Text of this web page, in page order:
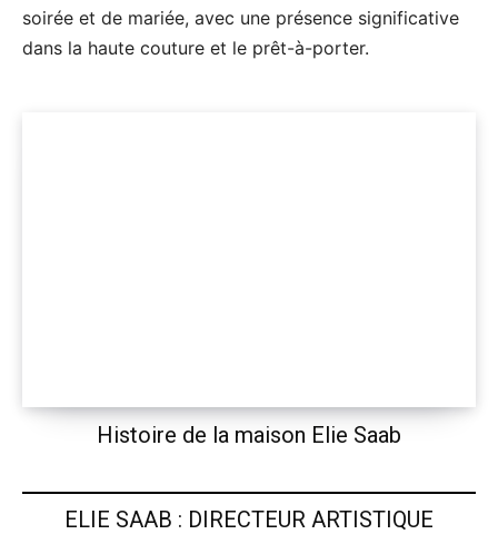
soirée et de mariée, avec une présence significative
dans la haute couture et le prêt-à-porter.
Histoire de la maison Elie Saab
ELIE SAAB : DIRECTEUR ARTISTIQUE